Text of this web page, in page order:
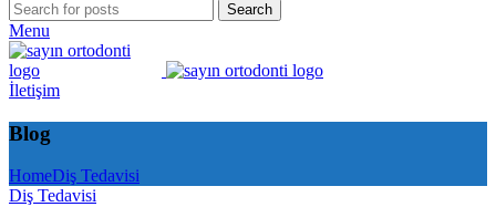
Search
Menu
İletişim
Blog
HomeDiş Tedavisi
Diş Tedavisi